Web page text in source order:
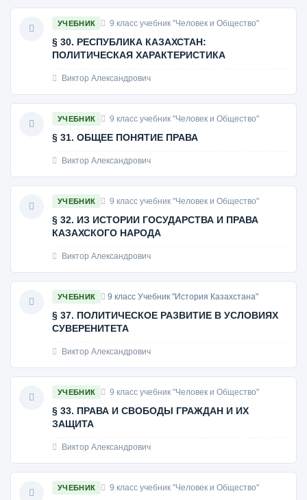
УЧЕБНИК 9 класс учебник "Человек и Общество"
§ 30. РЕСПУБЛИКА КАЗАХСТАН:
ПОЛИТИЧЕСКАЯ ХАРАКТЕРИСТИКА
Виктор Александрович
УЧЕБНИК 9 класс учебник "Человек и Общество"
§ 31. ОБЩЕЕ ПОНЯТИЕ ПРАВА
Виктор Александрович
УЧЕБНИК 9 класс учебник "Человек и Общество"
§ 32. ИЗ ИСТОРИИ ГОСУДАРСТВА И ПРАВА
КАЗАХСКОГО НАРОДА
Виктор Александрович
УЧЕБНИК 9 класс Учебник "История Казахстана"
§ 37. ПОЛИТИЧЕСКОЕ РАЗВИТИЕ В УСЛОВИЯХ
СУВЕРЕНИТЕТА
Виктор Александрович
УЧЕБНИК 9 класс учебник "Человек и Общество"
§ 33. ПРАВА И СВОБОДЫ ГРАЖДАН И ИХ
ЗАЩИТА
Виктор Александрович
УЧЕБНИК 9 класс учебник "Человек и Общество"